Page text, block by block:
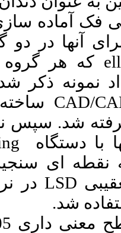
شدند. نمونه
گروه با اشکال
۳
زیرگروه با
شد.،mm2۱۰و
شدند. نهایتا۵
ها سمان
universal testing
شد. تحلیل
افزار SPSS
>
P، میزان